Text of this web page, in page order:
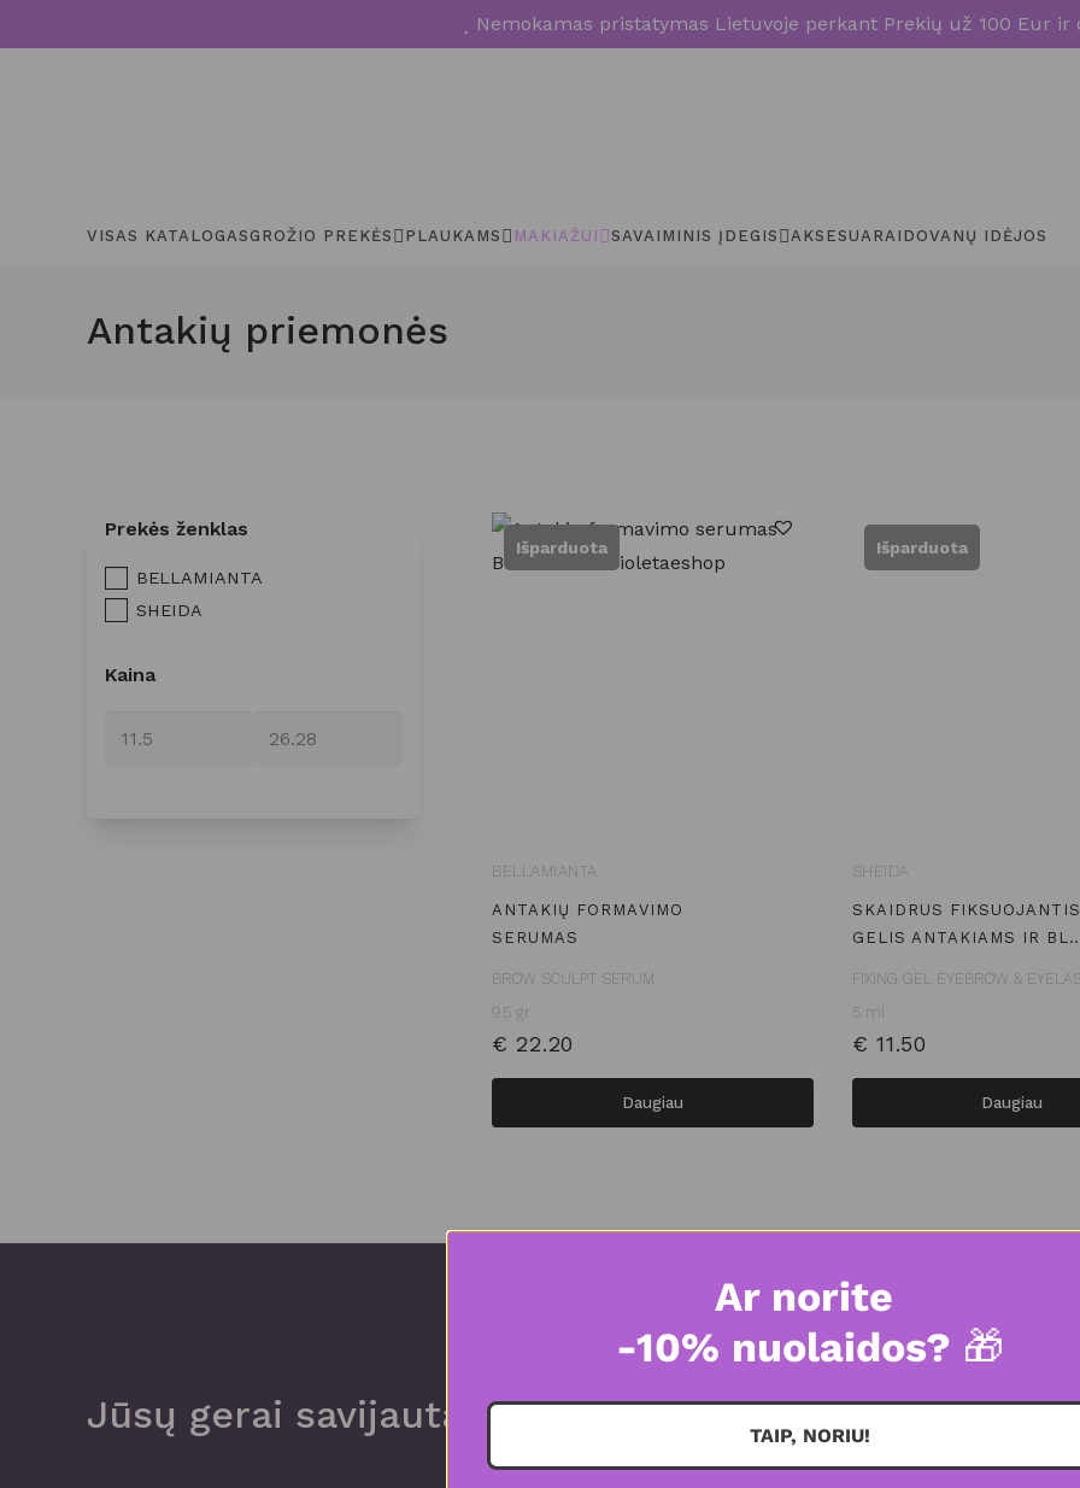
Nemokamas pristatymas Lietuvoje perkant Prekių už 100 Eur ir
VISAS KATALOGASGROŽIO PREKĖS PLAUKAMS MAKIAŽUI SAVAIMINIS ĮDEGIS AKSESUARAI DOVANŲ IDĖJOS
Antakių priemonės
Prekės ženklas
BELLAMIANTA
SHEIDA
Kaina
Išparduota
BELLAMIANTA
ANTAKIŲ FORMAVIMO
SERUMAS
BROW SCULPT SERUM
9.5 gr
€ 22.20
Daugiau
Išparduota
SHEIDA
SKAIDRUS FIKSUOJANTIS
GELIS ANTAKIAMS IR
FIXING GEL EYEBROW &
5 ml
€ 11.50
Daugiau
Jūsų gerai savijautai ir grožiui
Ar norite
-10% nuolaidos? 🎁
TAIP, NORIU!